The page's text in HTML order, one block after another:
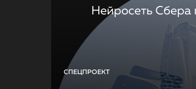
СПЕЦПРОЕКТ
Нейросеть Сбера